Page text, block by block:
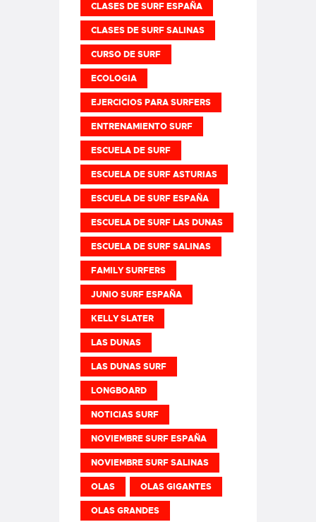
CLASES DE SURF ESPAÑA
CLASES DE SURF SALINAS
CURSO DE SURF
ECOLOGIA
EJERCICIOS PARA SURFERS
ENTRENAMIENTO SURF
ESCUELA DE SURF
ESCUELA DE SURF ASTURIAS
ESCUELA DE SURF ESPAÑA
ESCUELA DE SURF LAS DUNAS
ESCUELA DE SURF SALINAS
FAMILY SURFERS
JUNIO SURF ESPAÑA
KELLY SLATER
LAS DUNAS
LAS DUNAS SURF
LONGBOARD
NOTICIAS SURF
NOVIEMBRE SURF ESPAÑA
NOVIEMBRE SURF SALINAS
OLAS OLAS GIGANTES
OLAS GRANDES